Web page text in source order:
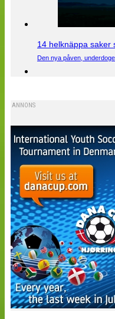
14 helknäppa saker
Den nya påven,
ANNONS